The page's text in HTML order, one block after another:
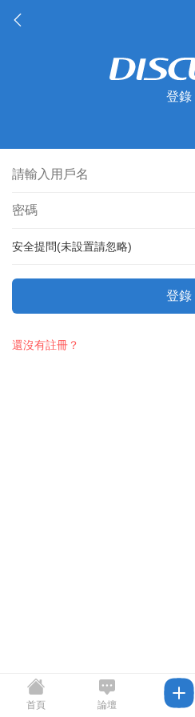
登錄
安全提問(未設置請忽略)
登錄
還沒有註冊？
首頁 論壇